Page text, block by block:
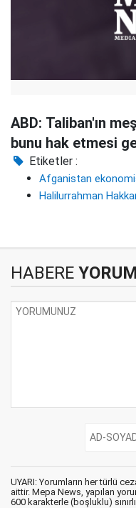
ABD: Taliban'ın
bunu hak etmesi
Etiketler :
Afganistan
Halilurrahman
HABERE
UYARI: Yorumların her türlü
aittir. Mepa News, yapılan
600 karakterle (boşluklu)